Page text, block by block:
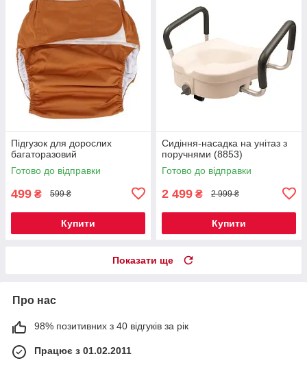
Підгузок для дорослих
багаторазовий
Готово до відправки
499 ₴ 599 ₴
Купити
Сидіння-насадка на унітаз з
поручнями (8853)
Готово до відправки
2 499 ₴ 2 999 ₴
Купити
Показати ще
Про нас
98% позитивних з 40 відгуків за рік
Працює з 01.02.2011